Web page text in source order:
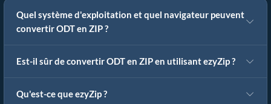
Quel système d'exploitation et quel navigateur peuvent
convertir ODT en ZIP ?
Est-il sûr de convertir ODT en ZIP en utilisant ezyZip ?
Qu'est-ce que ezyZip ?